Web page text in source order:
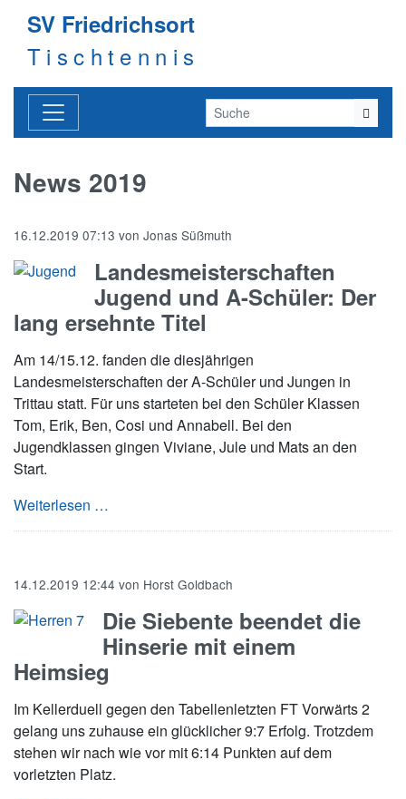
SV Friedrichsort
Tischtennis
News 2019
16.12.2019 07:13 von Jonas Süßmuth
Landesmeisterschaften
Jugend und A-Schüler: Der
lang ersehnte Titel
Am 14/15.12. fanden die diesjährigen
Landesmeisterschaften der A-Schüler und Jungen in
Trittau statt. Für uns starteten bei den Schüler Klassen
Tom, Erik, Ben, Cosi und Annabell. Bei den
Jugendklassen gingen Viviane, Jule und Mats an den
Start.
Weiterlesen …
14.12.2019 12:44 von Horst Goldbach
Die Siebente beendet die
Hinserie mit einem
Heimsieg
Im Kellerduell gegen den Tabellenletzten FT Vorwärts 2
gelang uns zuhause ein glücklicher 9:7 Erfolg. Trotzdem
stehen wir nach wie vor mit 6:14 Punkten auf dem
vorletzten Platz.